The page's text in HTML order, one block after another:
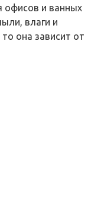
офисов и ванных
влаги и
она зависит от